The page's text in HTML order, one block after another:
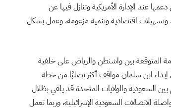
عند الإدارة الأمريكية وتنازل فيها عن
اقتصادية وتنمية مزعومة، وعمل بشكل
المتوقعة بين واشنطن والرياض على خلفية
ابن سلمان مواقف أكثر تصلبًا من خطة
السعودية والولايات المتحدة قد يلقي بظلال
الاتصالات السعودية الإسرائيلية، وربما تعمل